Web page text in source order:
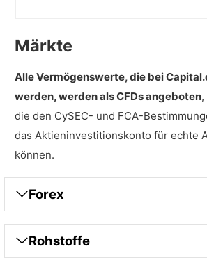
Märkte
Alle Vermögenswerte, die bei
werden, werden als CFDs angeboten
die den CySEC- und FCA-
das Aktieninvestitionskonto für echte
können.
Forex
Rohstoffe